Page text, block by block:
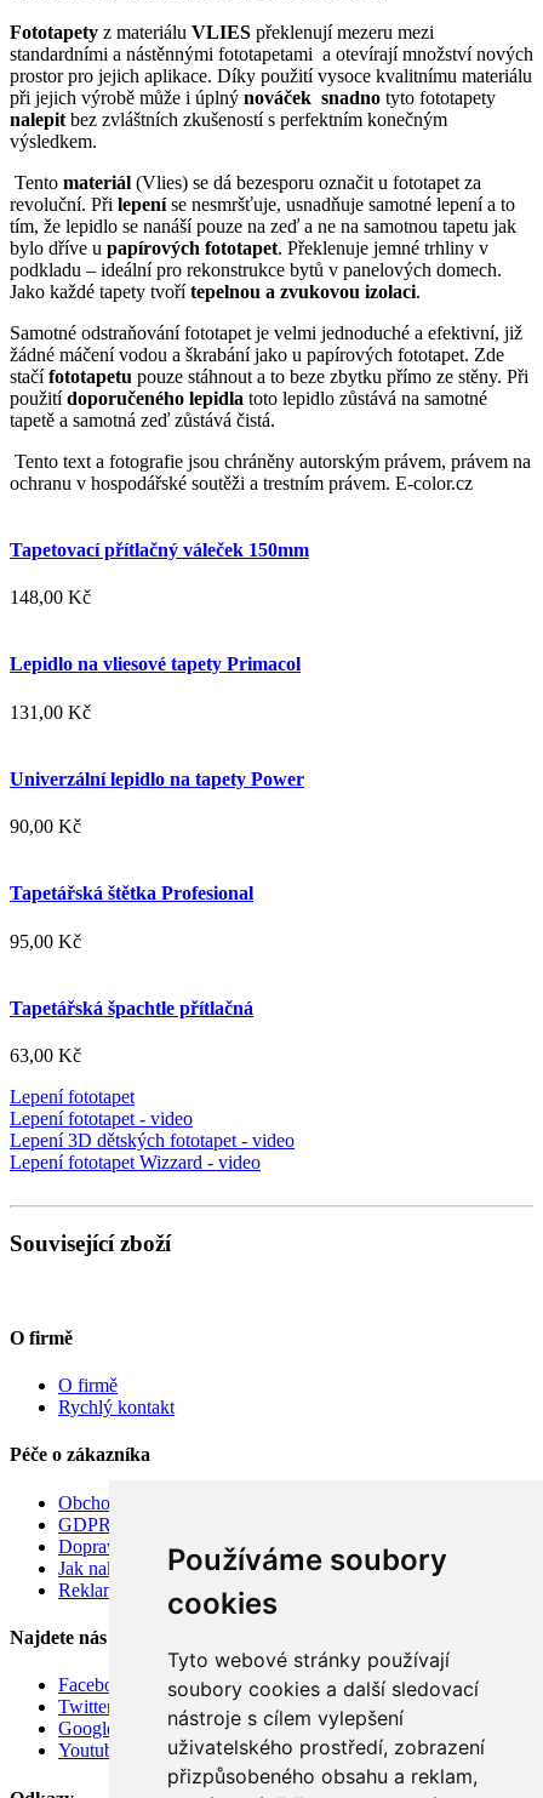
Používáme soubory
cookies
Tyto webové stránky používají
soubory cookies a další sledovací
nástroje s cílem vylepšení
uživatelského prostředí, zobrazení
přizpůsobeného obsahu a reklam,
Fototapety z materiálu VLIES překlenují mezeru mezi
standardními a nástěnnými fototapetami a otevírají množství nových
prostorpro jejich aplikace. Díky použití vysoce kvalitnímu materiálu
při jejich výrobě může i úplný nováček snadno tyto fototapety
nalepit bez zvláštních zkušeností s perfektním konečným
výsledkem.
Tento materiál (Vlies) se dá bezesporu označit u fototapet za
revoluční. Při lepeníse nesmršťuje, usnadňuje samotné lepení a to
tím, že lepidlo se nanáší pouze na zeď a ne na samotnou tapetu jak
bylo dříve u papírových fototapet. Překlenuje jemné trhliny v
podkladu – ideální pro rekonstrukce bytů v panelových domech.
Jako každé tapety tvořítepelnou a zvukovou izolaci.
Samotné odstraňování fototapet je velmi jednoduché a efektivní, již
žádné máčení vodou a škrabání jako u papírových fototapet. Zde
stačífototapetu pouze stáhnout a to beze zbytku přímo ze stěny. Při
použitídoporučeného lepidla toto lepidlo zůstává na samotné
tapetě a samotná zeď zůstává čistá.
Tento text a fotografie jsou chráněny autorským právem, právem na
ochranu v hospodářské soutěži a trestním právem. E-color.cz
Tapetovací přítlačný váleček 150mm
148,00 Kč
Lepidlo na vliesové tapety Primacol
131,00 Kč
Univerzální lepidlo na tapety Power
90,00 Kč
Tapetářská štětka Profesional
95,00 Kč
Tapetářská špachtle přítlačná
63,00 Kč
Lepení fototapet
Lepení fototapet - video
Lepení 3D dětských fototapet - video
Lepení fototapet Wizzard - video
Související zboží
O firmě
O firmě
Rychlý kontakt
Péče o zákazníka
Obchodní podmínky
GDPR
Doprava
Jak nakupovat
Reklamace
Najdete nás
Facebook
Twitter
Google
Youtube